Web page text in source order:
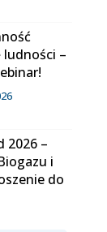
–
2026 –
i
do